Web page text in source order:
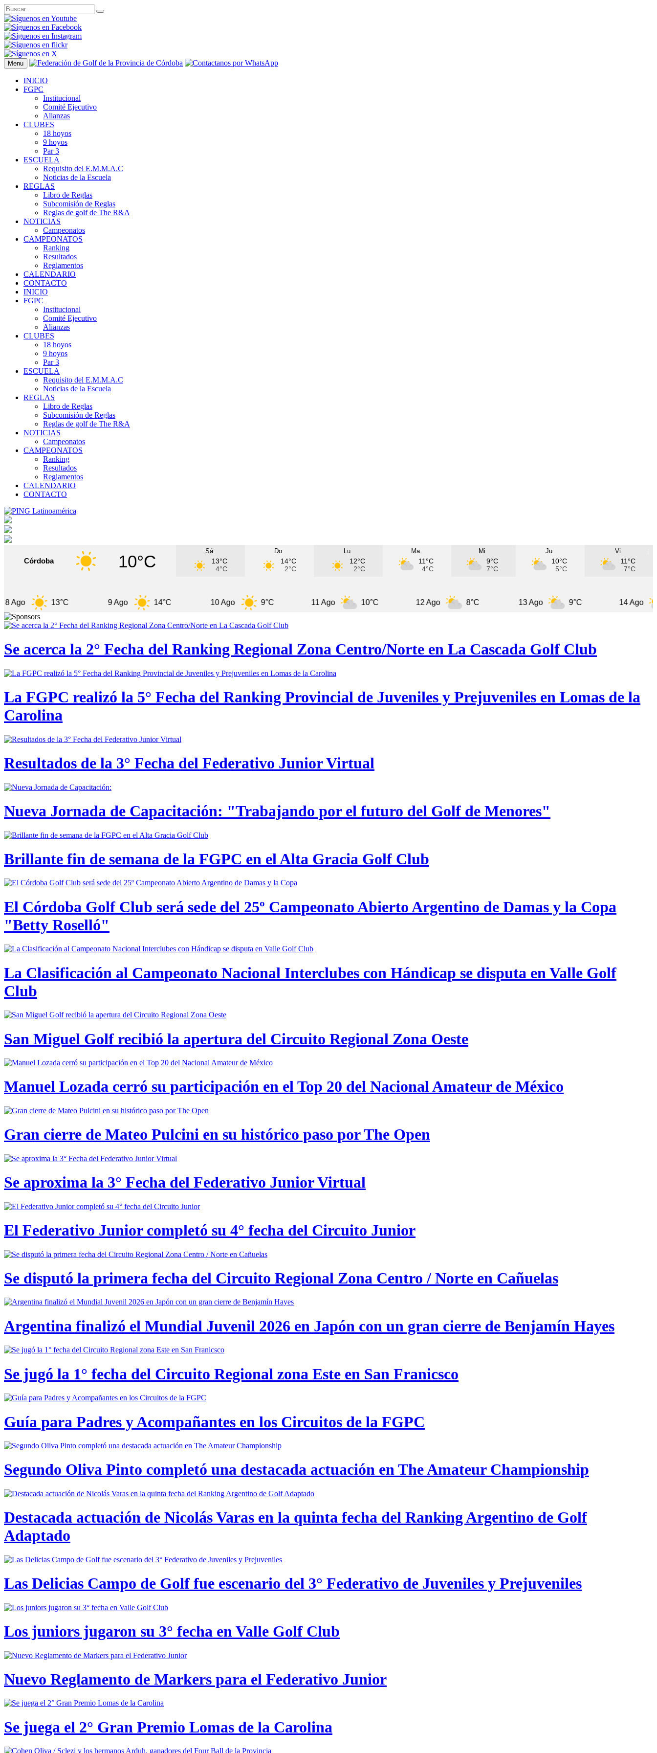
Menu
INICIO
FGPC
Institucional
Comité Ejecutivo
Alianzas
CLUBES
18 hoyos
9 hoyos
Par 3
ESCUELA
Requisito del E.M.M.A.C
Noticias de la Escuela
REGLAS
Libro de Reglas
Subcomisión de Reglas
Reglas de golf de The R&A
NOTICIAS
Campeonatos
CAMPEONATOS
Ranking
Resultados
Reglamentos
CALENDARIO
CONTACTO
INICIO
FGPC
Institucional
Comité Ejecutivo
Alianzas
CLUBES
18 hoyos
9 hoyos
Par 3
ESCUELA
Requisito del E.M.M.A.C
Noticias de la Escuela
REGLAS
Libro de Reglas
Subcomisión de Reglas
Reglas de golf de The R&A
NOTICIAS
Campeonatos
CAMPEONATOS
Ranking
Resultados
Reglamentos
CALENDARIO
CONTACTO
Córdoba 10°C
Sá
13°C
4°C
Do
14°C
2°C
Lu
12°C
2°C
Ma
11°C
4°C
Mi
9°C
7°C
Ju
10°C
5°C
Vi
11°C
7°C
13°C 14°C 9°C 10°C 8°C 9°C
Se acerca la 2° Fecha del Ranking Regional Zona Centro/Norte en La Cascada Golf Club
La FGPC realizó la 5° Fecha del Ranking Provincial de Juveniles y Prejuveniles en Lomas de la
Carolina
Resultados de la 3° Fecha del Federativo Junior Virtual
Nueva Jornada de Capacitación: "Trabajando por el futuro del Golf de Menores"
Brillante fin de semana de la FGPC en el Alta Gracia Golf Club
El Córdoba Golf Club será sede del 25º Campeonato Abierto Argentino de Damas y la Copa
"Betty Roselló"
La Clasificación al Campeonato Nacional Interclubes con Hándicap se disputa en Valle Golf
Club
San Miguel Golf recibió la apertura del Circuito Regional Zona Oeste
Manuel Lozada cerró su participación en el Top 20 del Nacional Amateur de México
Gran cierre de Mateo Pulcini en su histórico paso por The Open
Se aproxima la 3° Fecha del Federativo Junior Virtual
El Federativo Junior completó su 4° fecha del Circuito Junior
Se disputó la primera fecha del Circuito Regional Zona Centro / Norte en Cañuelas
Argentina finalizó el Mundial Juvenil 2026 en Japón con un gran cierre de Benjamín Hayes
Se jugó la 1° fecha del Circuito Regional zona Este en San Franicsco
Guía para Padres y Acompañantes en los Circuitos de la FGPC
Segundo Oliva Pinto completó una destacada actuación en The Amateur Championship
Destacada actuación de Nicolás Varas en la quinta fecha del Ranking Argentino de Golf
Adaptado
Las Delicias Campo de Golf fue escenario del 3° Federativo de Juveniles y Prejuveniles
Los juniors jugaron su 3° fecha en Valle Golf Club
Nuevo Reglamento de Markers para el Federativo Junior
Se juega el 2° Gran Premio Lomas de la Carolina